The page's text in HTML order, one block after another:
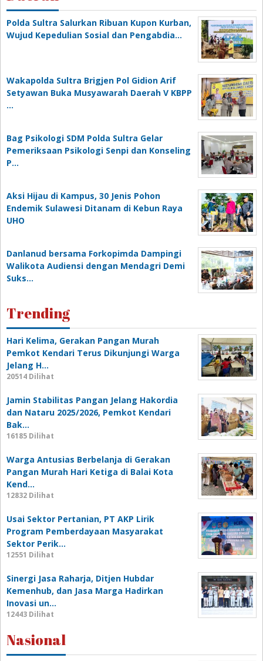
Polda Sultra Salurkan Ribuan Kupon Kurban,
Wujud Kepedulian Sosial dan Pengabdia…
Wakapolda Sultra Brigjen Pol Gidion Arif
Setyawan Buka Musyawarah Daerah V KBPP
…
Bag Psikologi SDM Polda Sultra Gelar
Pemeriksaan Psikologi Senpi dan Konseling
P…
‎Aksi Hijau di Kampus, 30 Jenis Pohon
Endemik Sulawesi Ditanam di Kebun Raya
UHO
Danlanud bersama Forkopimda Dampingi
Walikota Audiensi dengan Mendagri Demi
Suks…
Trending
Hari Kelima, Gerakan Pangan Murah
Pemkot Kendari Terus Dikunjungi Warga
Jelang H…
20514 Dilihat
Jamin Stabilitas Pangan Jelang Hakordia
dan Nataru 2025/2026, Pemkot Kendari
Bak…
16185 Dilihat
Warga Antusias Berbelanja di Gerakan
Pangan Murah Hari Ketiga di Balai Kota
Kend…
12832 Dilihat
Usai Sektor Pertanian, PT AKP Lirik
Program Pemberdayaan Masyarakat
Sektor Perik…
12551 Dilihat
Sinergi Jasa Raharja, Ditjen Hubdar
Kemenhub, dan Jasa Marga Hadirkan
Inovasi un…
12443 Dilihat
Nasional